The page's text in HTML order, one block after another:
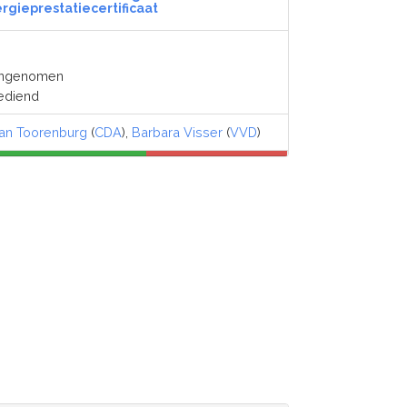
Toorenburg (CDA), Barbara Visser (VVD)